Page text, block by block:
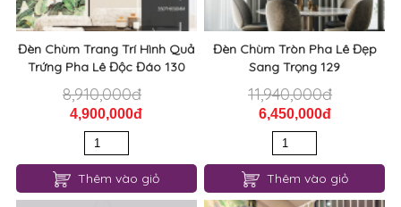
Đèn Chùm Trang Trí Hình Quả
Trứng Pha Lê Độc Đáo 130
8,910,000đ
4,900,000đ
Thêm vào giỏ
Đèn Chùm Tròn Pha Lê Đẹp
Sang Trọng 129
11,940,000đ
6,450,000đ
Thêm vào giỏ